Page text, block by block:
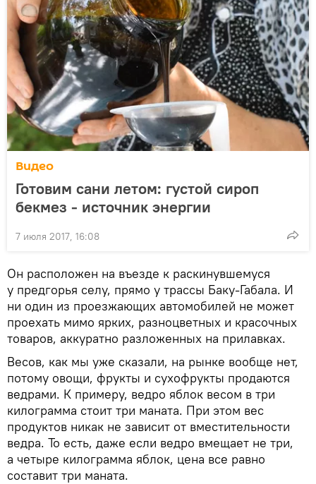
Видео
Готовим сани летом: густой сироп
бекмез - источник энергии
7 июля 2017, 16:08
Он расположен на въезде к раскинувшемуся
у предгорья селу, прямо у трассы Баку-Габала. И
ни один из проезжающих автомобилей не может
проехать мимо ярких, разноцветных и красочных
товаров, аккуратно разложенных на прилавках.
Весов, как мы уже сказали, на рынке вообще нет,
потому овощи, фрукты и сухофрукты продаются
ведрами. К примеру, ведро яблок весом в три
килограмма стоит три маната. При этом вес
продуктов никак не зависит от вместительности
ведра. То есть, даже если ведро вмещает не три,
а четыре килограмма яблок, цена все равно
составит три маната.